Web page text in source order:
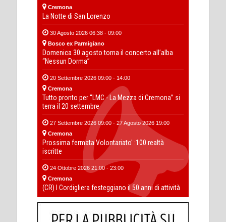
Cremona
La Notte di San Lorenzo
30 Agosto 2026 06:38 - 09:00
Bosco ex Parmigiano
Domenica 30 agosto torna il concerto all’alba
“Nessun Dorma”
20 Settembre 2026 09:00 - 14:00
Cremona
Tutto pronto per “LMC - La Mezza di Cremona” si
terra il 20 settembre
27 Settembre 2026 09:00 - 27 Agosto 2026 19:00
Cremona
Prossima fermata Volontariato' :100 realtà
iscritte
24 Ottobre 2026 21:00 - 23:00
Cremona
(CR) I Cordigliera festeggiano il 50 anni di attività